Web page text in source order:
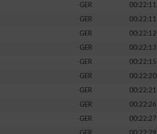
GER
00:22:11
GER
00:22:11
GER
00:22:12
GER
00:22:13
GER
00:22:15
GER
00:22:20
GER
00:22:21
GER
00:22:26
GER
00:22:27